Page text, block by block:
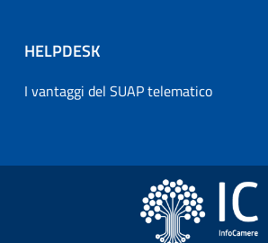
HELPDESK
I vantaggi del SUAP telematico